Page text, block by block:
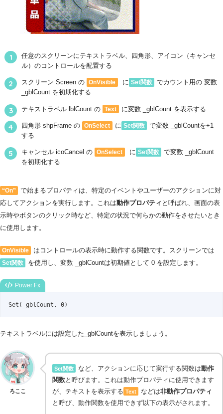
任意のスクリーンにテキストラベル、四角形、アイコン（キャンセ
ル）のコントロールを配置する
スクリーン Screen の OnVisible に Set関数
でカウント用の 変数
_gblCount を初期化する
テキストラベル lblCount の Text に変数 _gblCount を表示する
四角形 shpFrame の OnSelect に Set関数
で変数 _gblCountを+1
する
キャンセル icoCancel の OnSelect に Set関数
で変数 _gblCount
を初期化する
“On”
で始まるプロパティは、特定のイベントやユーザーのアクションに対
応してアクションを実行します。これは動作プロパティ と呼ばれ、画面の表
示時やボタンのクリック時など、特定の状況で何らかの動作をさせたいとき
に使用します。
OnVisible はコントロールの表示時に動作する関数です。スクリーンでは
Set関数 を使用し、変数 _gblCountは初期値として 0 を設定します。
Power Fx
Set(_gblCount, 0)
テキストラベルには設定した_gblCountを表示しましょう。
ろここ
Set関数 など、アクションに応じて実行する関数は動作
関数と呼びます。これは動作プロパティに使用できます
が、テキストを表示する Text などは非動作プロパティ
と呼び、動作関数を使用できず以下の表示がされます。